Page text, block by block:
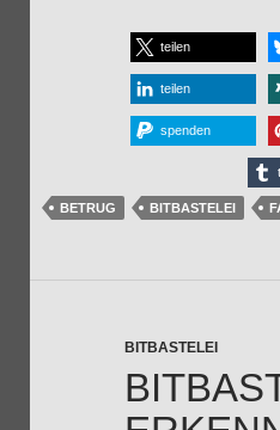
teilen
teilen
spenden
BETRUG BITBASTELEI
BITBASTELEI